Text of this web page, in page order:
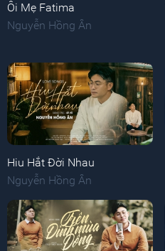
Ôi Mẹ Fatima
Nguyễn Hồng Ân
Hiu Hắt Đời Nhau
Nguyễn Hồng Ân